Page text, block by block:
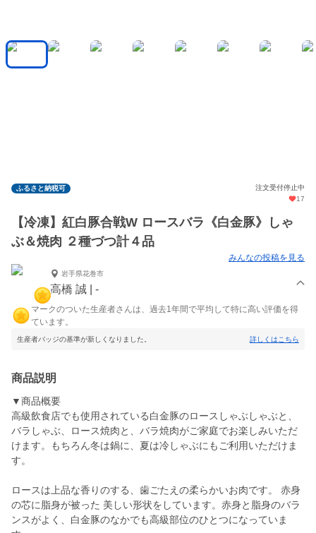
ふるさと納税可
注文受付停止中
17
【冷凍】紅白豚合戦W ロースバラ《白金豚》しゃ
ぶ＆焼肉 ２種づつ計４品
みんなの投稿を見る
岩手県花巻市
高橋 誠 | -
マークのついた生産者さんは、過去1年間で平均して特に高い評価を得
ています。
生産者バッジの基準が新しくなりました。 詳しくはこちら
商品説明
▼商品概要
高級飲食店でも使用されている白金豚のロースしゃぶしゃぶと、
バラしゃぶ、ロース焼肉と、バラ焼肉がご家庭でお楽しみいただ
けます。もちろん冬は鍋に、夏は冷しゃぶにもご利用いただけま
す。
ロースは上品な香りのする、歯ごたえの柔らかいお肉です。 赤身
の芯に脂身が被った 美しい形状をしています。赤身と脂身のバラ
ンスがよく、白金豚のなかでも高級部位のひとつになっていま